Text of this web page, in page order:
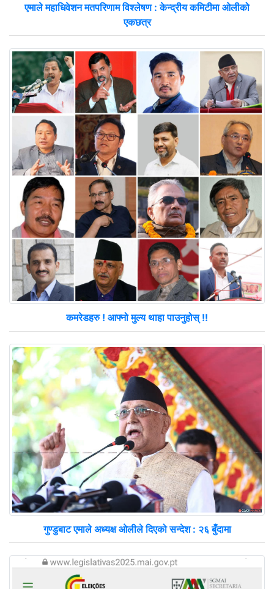
एमाले महाधिवेशन मतपरिणाम विश्लेषण : केन्द्रीय कमिटीमा ओलीको
एकछत्र
कमरेडहरु ! आफ्नो मुल्य थाहा पाउनुहोस् !!
गुण्डुबाट एमाले अध्यक्ष ओलीले दिएको सन्देश : २६ बुँदामा